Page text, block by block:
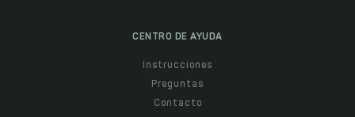
CENTRO DE AYUDA
Instrucciones
Preguntas
Contacto